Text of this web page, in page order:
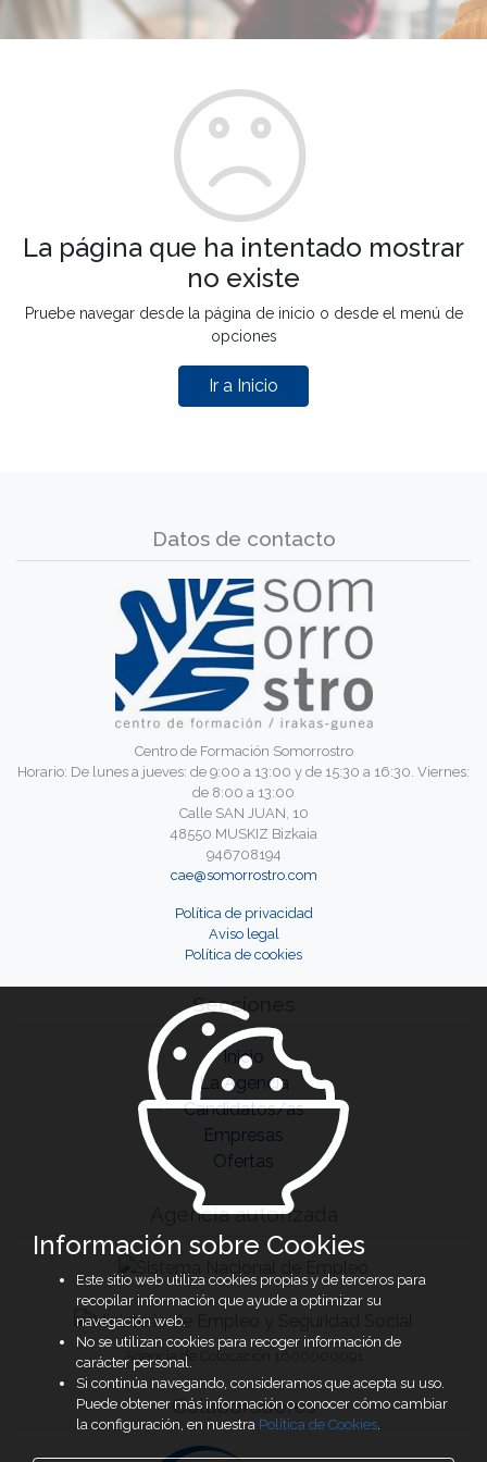
La página que ha intentado mostrar
no existe
Pruebe navegar desde la página de inicio o desde el menú de
opciones
Ir a Inicio
Datos de contacto
Centro de Formación Somorrostro
Horario: De lunes a jueves: de 9:00 a 13:00 y de 15:30 a 16:30. Viernes:
de 8:00 a 13:00
Calle SAN JUAN, 10
48550 MUSKIZ Bizkaia
946708194
cae@somorrostro.com
Política de privacidad
Aviso legal
Política de cookies
Secciones
Inicio
La Agencia
Candidatos/as
Empresas
Ofertas
Agencia autorizada
Agencia de Colocación 1600000091
Colaboradores
Información sobre Cookies
Este sitio web utiliza cookies propias y de terceros para
recopilar información que ayude a optimizar su
navegación web.
No se utilizan cookies para recoger información de
carácter personal.
Si continúa navegando, consideramos que acepta su uso.
Puede obtener más información o conocer cómo cambiar
la configuración, en nuestra Política de Cookies.